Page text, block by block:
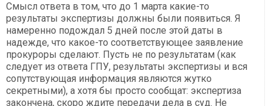
Смысл ответа в том, что до 1 марта какие-то
результаты экспертизы должны были появиться. Я
намеренно подождал 5 дней после этой даты в
надежде, что какое-то соответствующее заявление
прокуроры сделают. Пусть не по результатам (как
следует из ответа ГПУ, результаты экспертизы и вся
сопутствующая информация являются жутко
секретными), а хотя бы просто сообщат: экспертиза
закончена, скоро ждите передачи дела в суд. Не